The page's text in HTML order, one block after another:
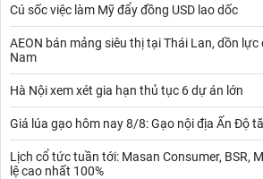
Cú sốc việc làm Mỹ đẩy đồng USD lao dốc
AEON bán mảng siêu thị tại Thái Lan, dồn lực
Nam
Hà Nội xem xét gia hạn thủ tục 6 dự án lớn
Giá lúa gạo hôm nay 8/8: Gạo nội địa Ấn Độ
Lịch cổ tức tuần tới: Masan Consumer, BSR,
lệ cao nhất 100%